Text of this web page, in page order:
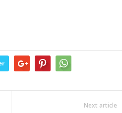
Next article